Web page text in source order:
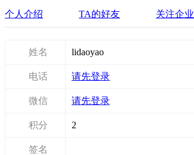
个人介绍 TA的好友 关注企业
姓名 lidaoyao
电话 请先登录
微信 请先登录
积分 2
签名